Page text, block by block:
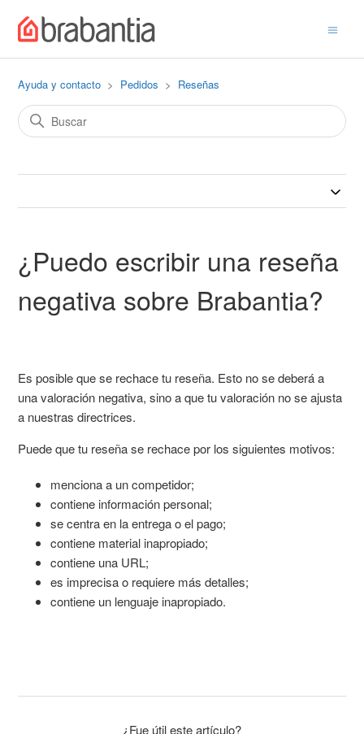
Ayuda y contacto Pedidos Reseñas
¿Puedo escribir una reseña
negativa sobre Brabantia?
Es posible que se rechace tu reseña. Esto no se deberá a
una valoración negativa, sino a que tu valoración no se ajusta
a nuestras directrices.
Puede que tu reseña se rechace por los siguientes motivos:
menciona a un competidor;
contiene información personal;
se centra en la entrega o el pago;
contiene material inapropiado;
contiene una URL;
es imprecisa o requiere más detalles;
contiene un lenguaje inapropiado.
¿Fue útil este artículo?